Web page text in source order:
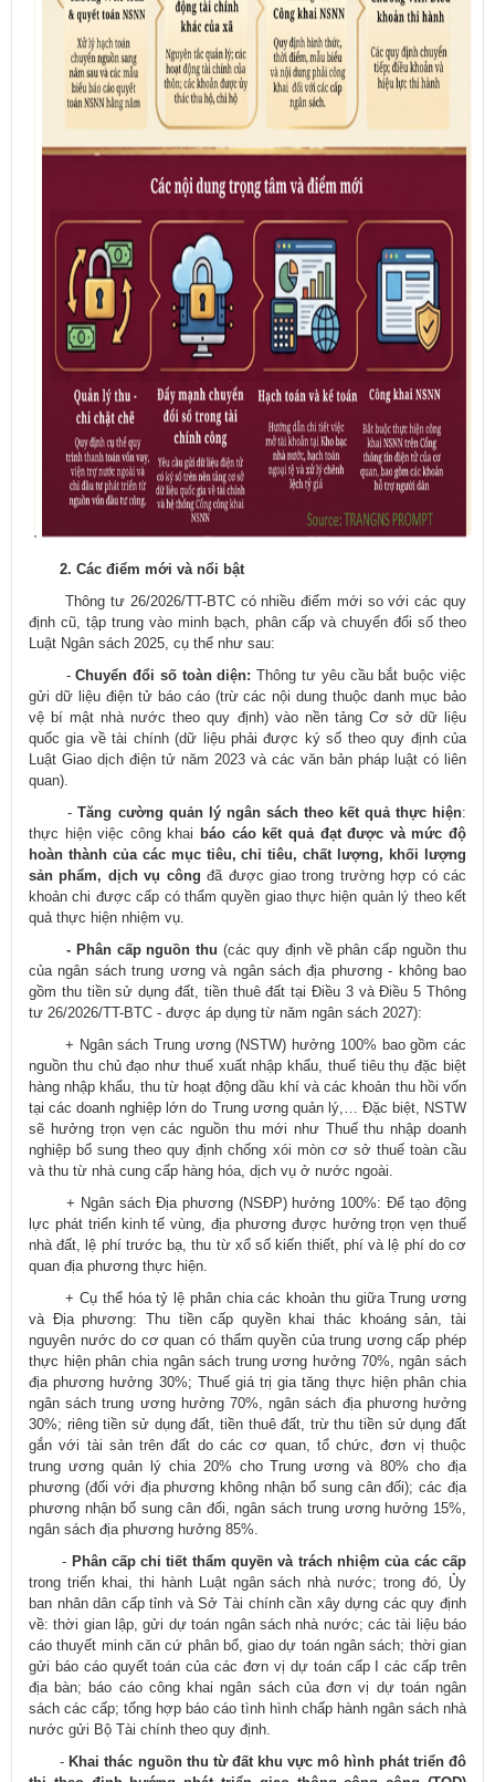
2. Các điểm mới và nổi bật
Thông tư 26/2026/TT-BTC có nhiều điểm mới so với các quy
định cũ, tập trung vào minh bạch, phân cấp và chuyển đổi số theo
Luật Ngân sách 2025, cụ thể như sau:
-Chuyển đổi số toàn diện: Thông tư yêu cầu bắt buộc việc
gửi dữ liệu điện tử báo cáo (trừ các nội dung thuộc danh mục bảo
vệ bí mật nhà nước theo quy định) vào nền tảng Cơ sở dữ liệu
quốc gia về tài chính (dữ liệu phải được ký số theo quy định của
Luật Giao dịch điện tử năm 2023 và các văn bản pháp luật có liên
quan).
-Tăng cường quản lý ngân sách theo kết quả thực hiện:
thực hiện việc công khai báo cáo kết quả đạt được và mức độ
hoàn thành của các mục tiêu, chỉ tiêu, chất lượng, khối lượng
sản phẩm, dịch vụ công đã được giao trong trường hợp có các
khoản chi được cấp có thẩm quyền giao thực hiện quản lý theo kết
quả thực hiện nhiệm vụ.
- Phân cấp nguồn thu (các quy định về phân cấp nguồn thu
của ngân sách trung ương và ngân sách địa phương - không bao
gồm thu tiền sử dụng đất, tiền thuê đất tại Điều 3 và Điều 5 Thông
tư 26/2026/TT-BTC - được áp dụng từ năm ngân sách 2027):
+ Ngân sách Trung ương (NSTW) hưởng 100% bao gồm các
nguồn thu chủ đạo như thuế xuất nhập khẩu, thuế tiêu thụ đặc biệt
hàng nhập khẩu, thu từ hoạt động dầu khí và các khoản thu hồi vốn
tại các doanh nghiệp lớn do Trung ương quản lý,… Đặc biệt, NSTW
sẽ hưởng trọn vẹn các nguồn thu mới như Thuế thu nhập doanh
nghiệp bổ sung theo quy định chống xói mòn cơ sở thuế toàn cầu
và thu từ nhà cung cấp hàng hóa, dịch vụ ở nước ngoài.
+ Ngân sách Địa phương (NSĐP) hưởng 100%: Để tạo động
lực phát triển kinh tế vùng, địa phương được hưởng trọn vẹn thuế
nhà đất, lệ phí trước bạ, thu từ xổ số kiến thiết, phí và lệ phí do cơ
quan địa phương thực hiện.
+ Cụ thể hóa tỷ lệ phân chia các khoản thu giữa Trung ương
và Địa phương: Thu tiền cấp quyền khai thác khoáng sản, tài
nguyên nước do cơ quan có thẩm quyền của trung ương cấp phép
thực hiện phân chia ngân sách trung ương hưởng 70%, ngân sách
địa phương hưởng 30%; Thuế giá trị gia tăng thực hiện phân chia
ngân sách trung ương hưởng 70%, ngân sách địa phương hưởng
30%; riêng tiền sử dụng đất, tiền thuê đất, trừ thu tiền sử dụng đất
gắn với tài sản trên đất do các cơ quan, tổ chức, đơn vị thuộc
trung ương quản lý chia 20% cho Trung ương và 80% cho địa
phương (đối với địa phương không nhận bổ sung cân đối); các địa
phương nhận bổ sung cân đối, ngân sách trung ương hưởng 15%,
ngân sách địa phương hưởng 85%.
- Phân cấp chi tiết thẩm quyền và trách nhiệm của các cấp
trong triển khai, thi hành Luật ngân sách nhà nước; trong đó, Ủy
ban nhân dân cấp tỉnh và Sở Tài chính cần xây dựng các quy định
về: thời gian lập, gửi dự toán ngân sách nhà nước; các tài liệu báo
cáo thuyết minh căn cứ phân bổ, giao dự toán ngân sách; thời gian
gửi báo cáo quyết toán của các đơn vị dự toán cấp I các cấp trên
địa bàn; báo cáo công khai ngân sách của đơn vị dự toán ngân
sách các cấp; tổng hợp báo cáo tình hình chấp hành ngân sách nhà
nước gửi Bộ Tài chính theo quy định.
-Khai thác nguồn thu từ đất khu vực mô hình phát triển đô